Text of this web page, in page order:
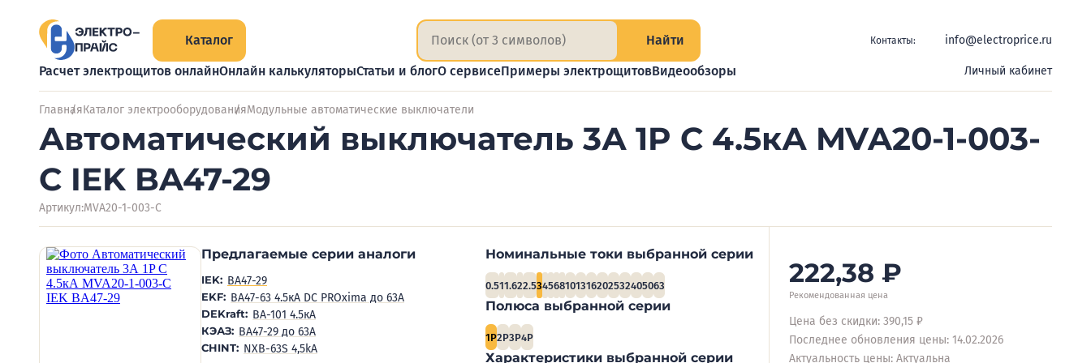
Каталог Найти Контакты: info@electroprice.ru
Расчет электрощитов онлайнОнлайн калькуляторыСтатьи и блогО сервисеПримеры электрощитовВидеообзоры Личный кабинет
ГлавнаяКаталог электрооборудованияМодульные автоматические выключатели
Автоматический выключатель 3А 1P C 4.5кА MVA20-1-003-
C IEK BA47-29
Артикул:MVA20-1-003-C
Предлагаемые серии аналоги
IEK: BA47-29
EKF: ВА47-63 4.5кА DC PROxima до 63А
DEKraft: ВА-101 4.5кА
КЭАЗ: ВА47-29 до 63А
CHINT: NXB-63S 4,5kA
Номинальные токи выбранной серии
0.511.622.534568101316202532405063
Полюса выбранной серии
1P2P3P4P
Характеристики выбранной серии
222,38 ₽
Рекомендованная цена
Цена без скидки: 390,15 ₽
Последнее обновления цены: 14.02.2026
Актуальность цены: Актуальна